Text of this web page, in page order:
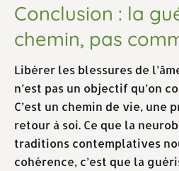
Conclusion : la
chemin, pas
Libérer les blessures de
n’est pas un objectif qu’on
C’est un chemin de vie, une
retour à soi. Ce que la
traditions contemplatives
cohérence, c’est que la